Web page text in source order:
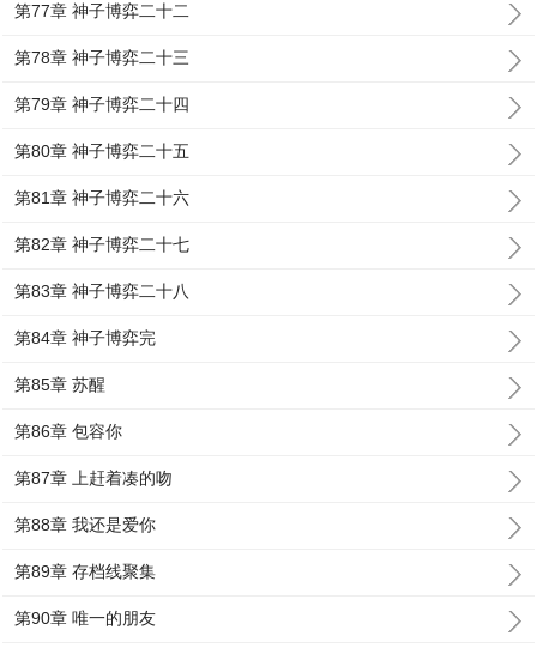
第77章 神子博弈二十二
第78章 神子博弈二十三
第79章 神子博弈二十四
第80章 神子博弈二十五
第81章 神子博弈二十六
第82章 神子博弈二十七
第83章 神子博弈二十八
第84章 神子博弈完
第85章 苏醒
第86章 包容你
第87章 上赶着凑的吻
第88章 我还是爱你
第89章 存档线聚集
第90章 唯一的朋友